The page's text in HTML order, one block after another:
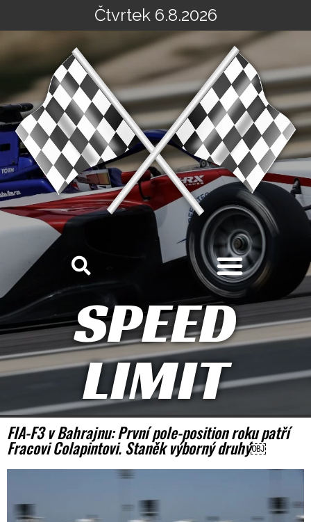
na
Čtvrtek 6.8.2026
SPEED
LIMIT
FIA-F3 v Bahrajnu: První pole-position roku patří
Fracovi Colapintovi. Staněk výborný druhý￼